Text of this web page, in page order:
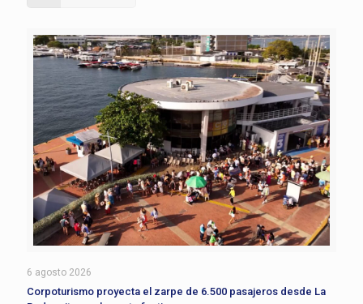
6 agosto 2026
Corpoturismo proyecta el zarpe de 6.500 pasajeros desde La